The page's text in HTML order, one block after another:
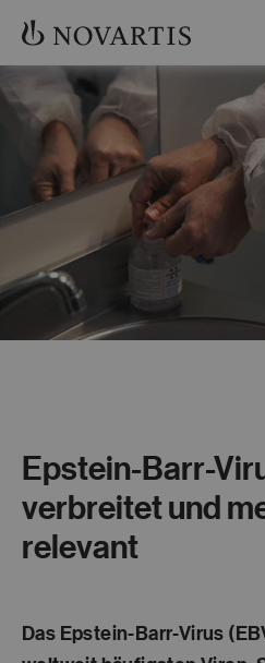
Studienübersicht
Teilnahme und Ablauf
Gut informiert
Kontakt
Epstein-Barr-
verbreitet und
relevant
Das Epstein-Barr-Virus